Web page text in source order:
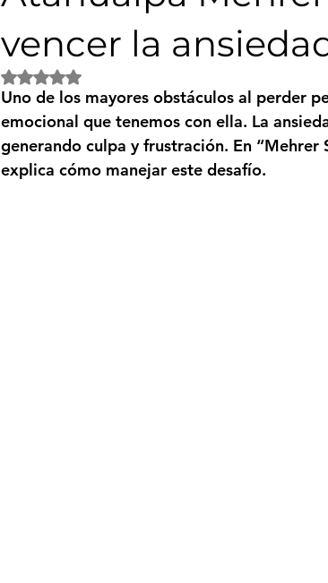
vencer la
Obtuvo NaN de 5 estrellas.
Uno de los mayores obstáculos al perder
emocional que tenemos con ella. La
generando culpa y frustración. En “Mehrer
explica cómo manejar este desafío.